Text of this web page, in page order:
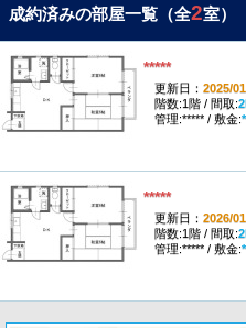
成約済みの部屋一覧（全2室）
*****
更新日： 2025/
階数:1階 / 間取:
管理:***** / 敷金:
*****
更新日： 2026/
階数:1階 / 間取:
管理:***** / 敷金: